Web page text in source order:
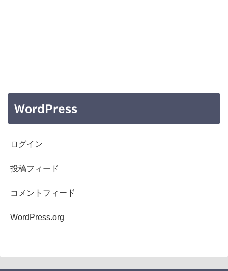
WordPress
ログイン
投稿フィード
コメントフィード
WordPress.org